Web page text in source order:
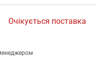
Очікується поставка